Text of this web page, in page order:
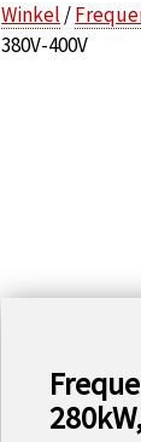
Winkel /
380V-400V